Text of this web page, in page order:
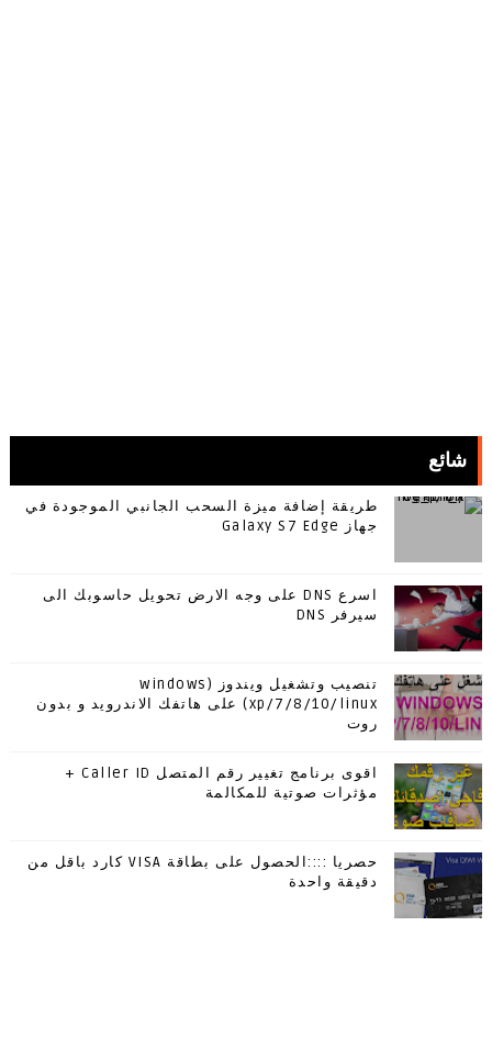
شائع
طريقة إضافة ميزة السحب الجانبي الموجودة في
جهاز Galaxy S7 Edge
اسرع DNS على وجه الارض تحويل حاسوبك الى
سيرفر DNS
تنصيب وتشغيل ويندوز (windows
xp/7/8/10/linux) على هاتفك الاندرويد و بدون
روت
اقوى برنامج تغيير رقم المتصل Caller ID +
مؤثرات صوتية للمكالمة
حصريا ::::الحصول على بطاقة VISA كارد باقل من
دقيقة واحدة